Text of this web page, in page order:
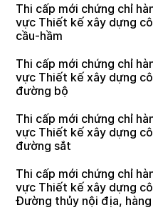
Thi cấp mới chứng chỉ
vực Thiết kế xây dựng
cầu-hầm
Thi cấp mới chứng chỉ
vực Thiết kế xây dựng
đường bộ
Thi cấp mới chứng chỉ
vực Thiết kế xây dựng
đường sắt
Thi cấp mới chứng chỉ
vực Thiết kế xây dựng
Đường thủy nội địa, hàng